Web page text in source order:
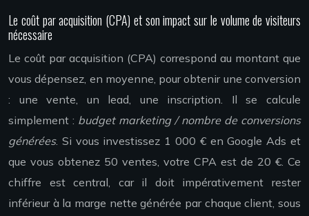
Le coût par acquisition (CPA) et son impact sur le volume de visiteurs
nécessaire
Le coût par acquisition (CPA) correspond au montant que
vous dépensez, en moyenne, pour obtenir une conversion
: une vente, un lead, une inscription. Il se calcule
simplement : budget marketing / nombre de conversions
générées. Si vous investissez 1 000 € en Google Ads et
que vous obtenez 50 ventes, votre CPA est de 20 €. Ce
chiffre est central, car il doit impérativement rester
inférieur à la marge nette générée par chaque client, sous